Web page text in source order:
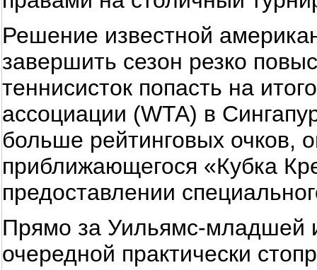
Решение известной
завершить сезон резко
теннисисток попасть на
ассоциации (WTA) в
больше рейтинговых очков,
приближающегося «Кубка
предоставлении
Прямо за Уильямс-младшей
очередной практически